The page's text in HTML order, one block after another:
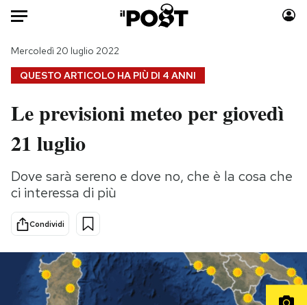
HOME
Italia
Politica
Tecnologia
Internet
Scienza
Cultura
Economia
Sport
Moda
Storie/Idee
Altrecose
Mondiali calcio 2026
QUESTO ARTICOLO HA PIÙ DI 4 ANNI
Mercoledì 20 luglio 2022
Le previsioni meteo per giovedì
21 luglio
Dove sarà sereno e dove no, che è la cosa che
ci interessa di più
Condividi